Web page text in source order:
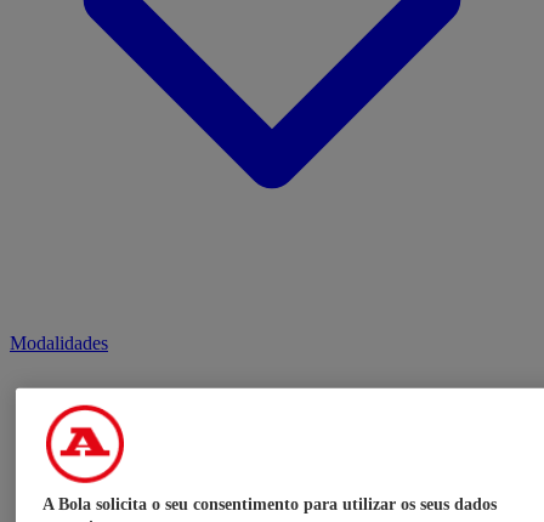
Modalidades
A Bola solicita o seu consentimento para utilizar os seus dados